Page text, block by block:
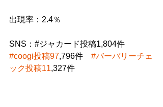
出現率：2.4％
SNS：#ジャカード投稿1,804件
#coogi投稿97,796件 #バーバリーチェ
ック投稿11,327件